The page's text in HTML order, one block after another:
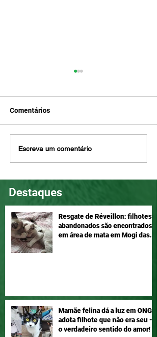
Eddie é tão lindo e pode
ser seu, adote!
Comentários
Escreva um comentário
Destaques
Resgate de Réveillon: filhotes
abandonados são encontrados
em área de mata em Mogi das
Mamãe felina dá a luz em ONG e
adota filhote que não era seu –
o verdadeiro sentido do amor!